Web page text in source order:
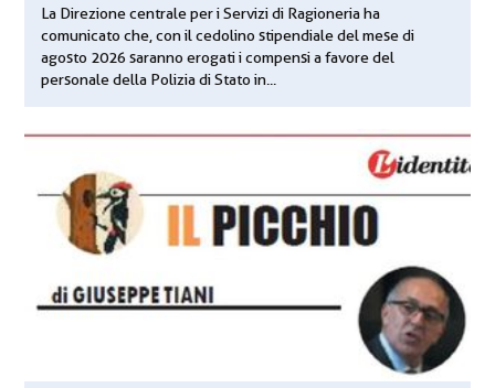
La Direzione centrale per i Servizi di Ragioneria ha
comunicato che, con il cedolino stipendiale del mese di
agosto 2026 saranno erogati i compensi a favore del
personale della Polizia di Stato in...